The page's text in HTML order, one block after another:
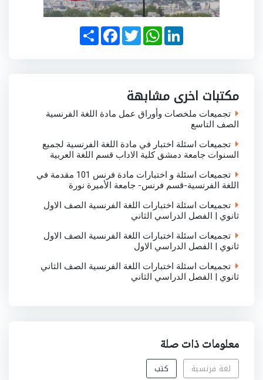
S
h
a
F
a
c
T
w
i
W
h
a
p
p
L
i
n
n
مكتبات اخرى مشابهة
تجميعات ملخصات وأوراق عمل مادة اللغة الفرنسية
الصف التاسع
تجميعات اسئلة اختبار في مادة اللغة الفرنسية لجميع
السنوات جامعة دمشق كلية الاداب قسم اللغة العربية
تجميعات اسئلة و اختبارات مادة فرنس 101 مقدمة في
اللغة الفرنسية-قسم فرنس- جامعة الأميرة نورة
تجميعات اسئلة اختبارات اللغة الفرنسية الصف الاول
ثانوي | الفصل الدراسي الثاني
تجميعات اسئلة اختبارات اللغة الفرنسية الصف الاول
ثانوي | الفصل الدراسي الاول
تجميعات اسئلة اختبارات اللغة الفرنسية الصف الثاني
ثانوي | الفصل الدراسي الثاني
معلومات ذات صلة
لغة فرنسية كتب